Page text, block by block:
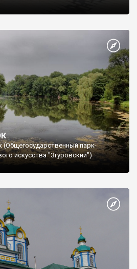
(Общегосударственный парк-
искусства "Згуровский")